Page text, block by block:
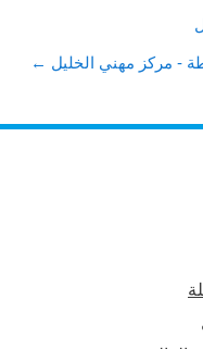
- مركز مهني الخليل ←